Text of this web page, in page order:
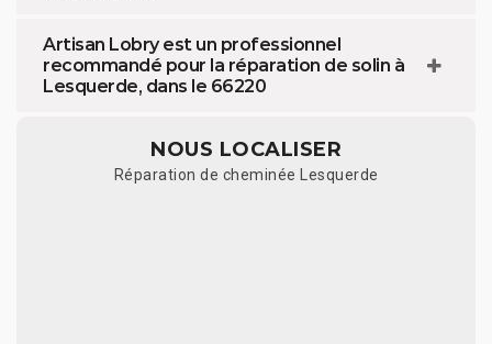
Artisan Lobry est un professionnel
recommandé pour la réparation de solin à
Lesquerde, dans le 66220
NOUS LOCALISER
Réparation de cheminée Lesquerde